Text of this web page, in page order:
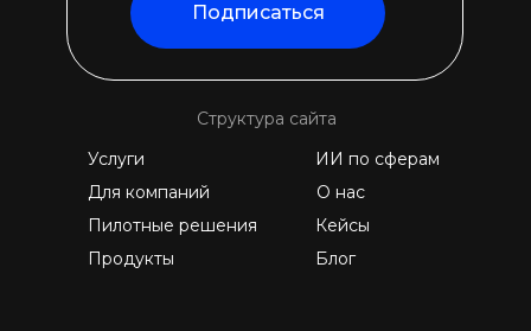
Подписаться
Блог
Продукты
Для компаний
ИИ по сферам
Пилотные решения
Услуги
Кейсы
О нас
Структура сайта